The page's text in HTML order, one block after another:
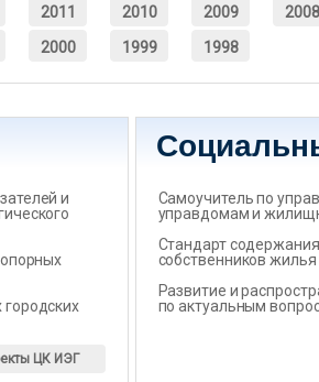
2011 2010 2009 2008
2000 1999 1998
и
ЦК ИЭГ
Самоучитель по
управдомам и
Стандарт
собственников
Развитие и
по актуальным